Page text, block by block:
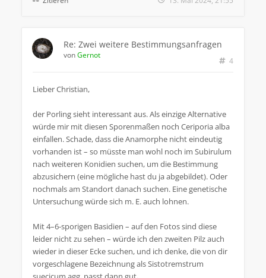
Re: Zwei weitere Bestimmungsanfragen
4
vonGernot
Lieber Christian,
der Porling sieht interessant aus. Als einzige Alternative
würde mir mit diesen Sporenmaßen noch Ceriporia alba
einfallen. Schade, dass die Anamorphe nicht eindeutig
vorhanden ist – so müsste man wohl noch im Subirulum
nach weiteren Konidien suchen, um die Bestimmung
abzusichern (eine mögliche hast du ja abgebildet). Oder
nochmals am Standort danach suchen. Eine genetische
Untersuchung würde sich m. E. auch lohnen.
Mit 4–6-sporigen Basidien – auf den Fotos sind diese
leider nicht zu sehen – würde ich den zweiten Pilz auch
wieder in dieser Ecke suchen, und ich denke, die von dir
vorgeschlagene Bezeichnung als Sistotremstrum